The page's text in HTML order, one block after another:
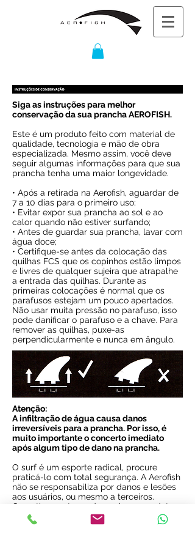
Siga as instruções para melhor
conservação da sua prancha AEROFISH.
Este é um produto feito com material de
qualidade, tecnologia e mão de obra
especializada. Mesmo assim, você deve
seguir algumas informações para que sua
prancha tenha uma maior longevidade.
• Após a retirada na Aerofish, aguardar de
7 a 10 dias para o primeiro uso;
• Evitar expor sua prancha ao sol e ao
calor quando não estiver surfando;
• Antes de guardar sua prancha, lavar com
água doce;
• Certifique-se antes da colocação das
quilhas FCS que os copinhos estão limpos
e livres de qualquer sujeira que atrapalhe
a entrada das quilhas. Durante as
primeiras colocações é normal que os
parafusos estejam um pouco apertados.
Não usar muita pressão no parafuso, isso
pode danificar o parafuso e a chave. Para
remover as quilhas, puxe-as
perpendicularmente e nunca em ângulo.
Atenção:
A infiltração de água causa danos
irreversíveis para a prancha. Por isso, é
muito importante o concerto imediato
após algum tipo de dano na prancha.
O surf é um esporte radical, procure
praticá-lo com total segurança. A Aerofish
não se responsabiliza por danos e lesões
aos usuários, ou mesmo a terceiros.
Garantimos a troca de qualquer produto
com defeito de fabricação.